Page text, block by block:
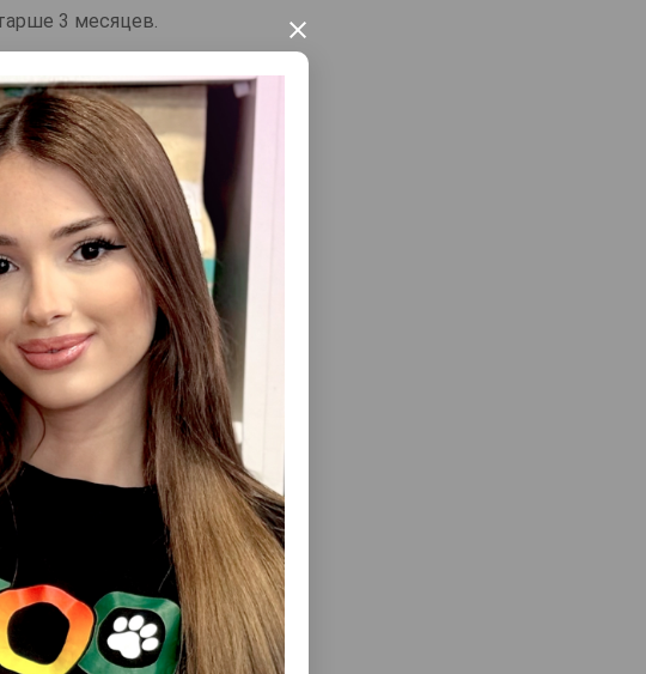
×
3 месяцев.
травмируют
животного
при
Смотреть Все
СОБАК NATURE'S
SUPERIOR CARE WHITE
HEALTHY HIPS &
КОРМ - СНЕКИ ДЛЯ
С БЕЛОЙ РЫБОЙ 110
ГР.
ЛАКОМСТВО TRIXIE SNACK CHEW BITES -